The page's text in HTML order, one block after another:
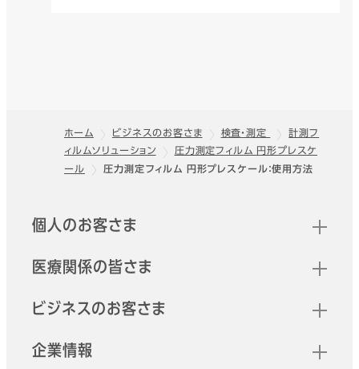
フッター
ホーム ビジネスのお客さま 検査・測定
計測フ
ィルムソリューション
圧力測定フィルム 円形プレスケ
ール
圧力測定フィルム 円形プレスケール：使用方法
クイックリンク
個人のお客さま
医療関係の皆さま
ビジネスのお客さま
企業情報